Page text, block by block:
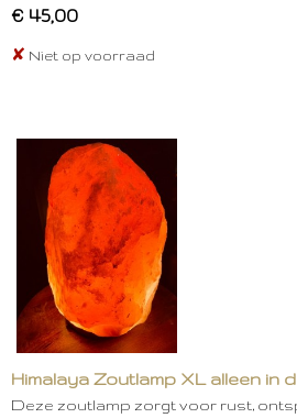
€ 45,00
✘ Niet op voorraad
Himalaya Zoutlamp XL alleen in
Deze zoutlamp zorgt voor rust,